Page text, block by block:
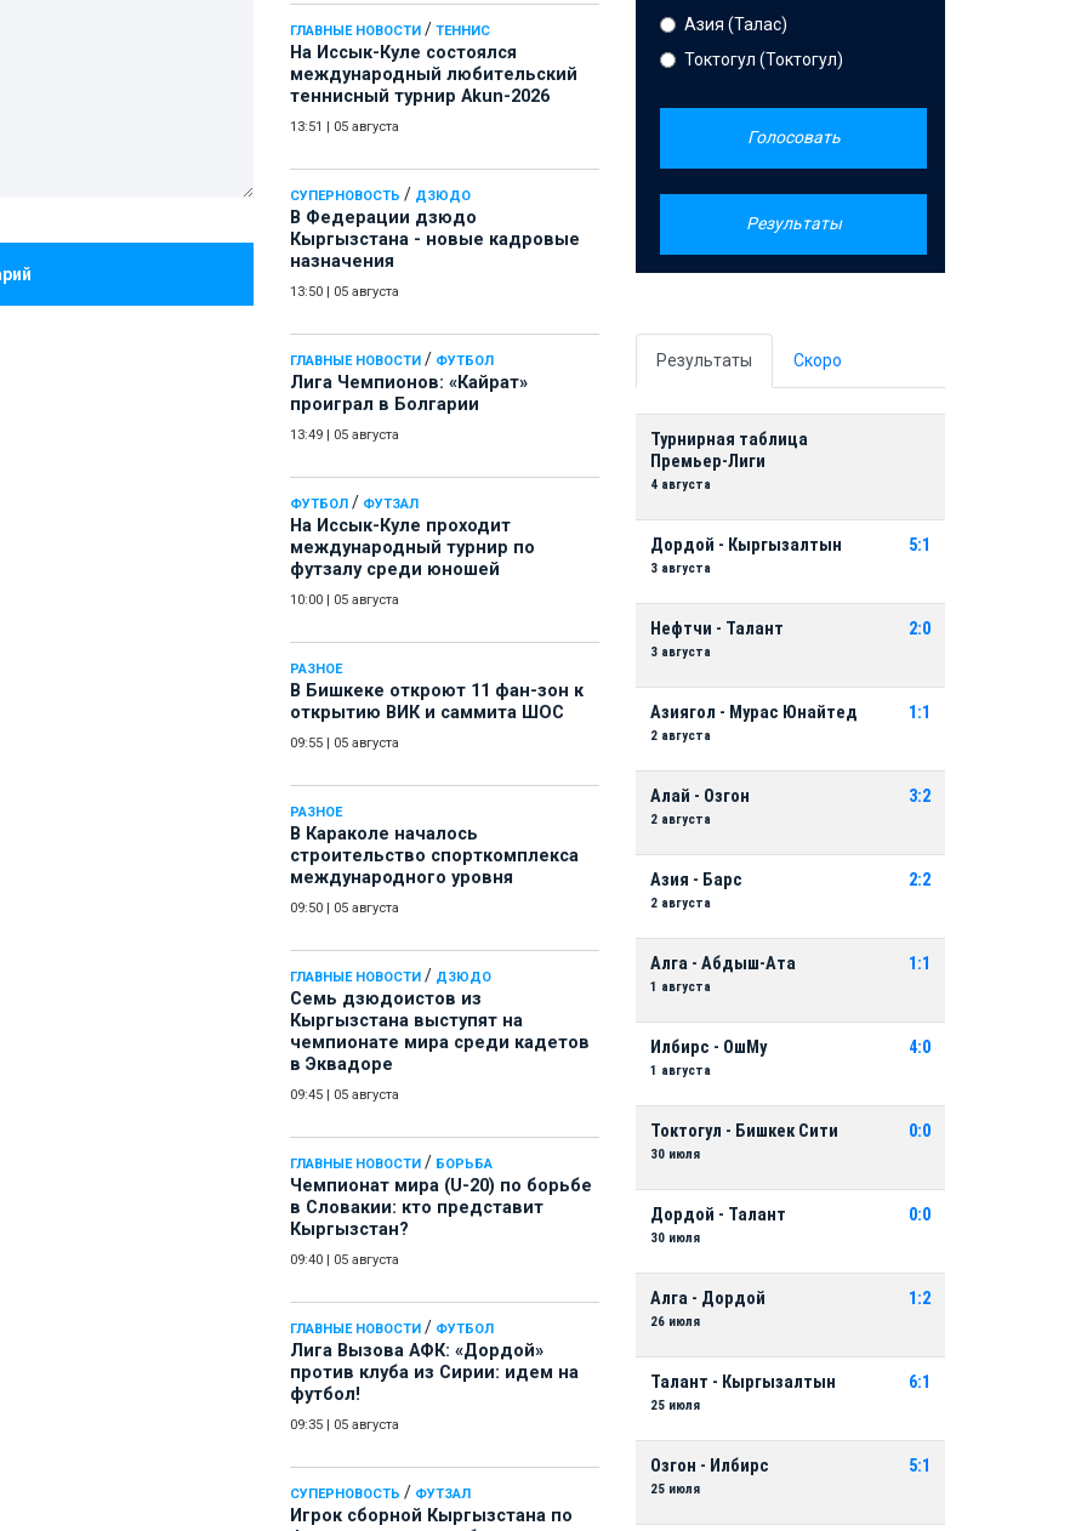
ГЛАВНЫЕ НОВОСТИ / ТЕННИС
На Иссык-Куле состоялся
международный любительский
теннисный турнир Akun-2026
13:51 05 августа
СУПЕРНОВОСТЬ / ДЗЮДО
В Федерации дзюдо
Кыргызстана - новые кадровые
назначения
13:50 05 августа
ГЛАВНЫЕ НОВОСТИ / ФУТБОЛ
Лига Чемпионов: «Кайрат»
проиграл в Болгарии
13:49 05 августа
ФУТБОЛ / ФУТЗАЛ
На Иссык-Куле проходит
международный турнир по
футзалу среди юношей
10:00 05 августа
РАЗНОЕ
В Бишкеке откроют 11 фан-зон к
открытию ВИК и саммита ШОС
09:55 05 августа
РАЗНОЕ
В Караколе началось
строительство спорткомплекса
международного уровня
09:50 05 августа
ГЛАВНЫЕ НОВОСТИ / ДЗЮДО
Семь дзюдоистов из
Кыргызстана выступят на
чемпионате мира среди кадетов
в Эквадоре
09:45 05 августа
ГЛАВНЫЕ НОВОСТИ / БОРЬБА
Чемпионат мира (U-20) по борьбе
в Словакии: кто представит
Кыргызстан?
09:40 05 августа
ГЛАВНЫЕ НОВОСТИ / ФУТБОЛ
Лига Вызова АФК: «Дордой»
против клуба из Сирии: идем на
футбол!
09:35 05 августа
СУПЕРНОВОСТЬ / ФУТЗАЛ
Игрок сборной Кыргызстана по
Азия (Талас)
Токтогул (Токтогул)
Голосовать
Результаты
Результаты Скоро
Турнирная таблица
Премьер-Лиги
4 августа
Дордой - Кыргызалтын
3 августа
5:1
Нефтчи - Талант
3 августа
2:0
Азиягол - Мурас Юнайтед
2 августа
1:1
Алай - Озгон
2 августа
3:2
Азия - Барс
2 августа
2:2
Алга - Абдыш-Ата
1 августа
1:1
Илбирс - ОшМу
1 августа
4:0
Токтогул - Бишкек Сити
30 июля
0:0
Дордой - Талант
30 июля
0:0
Алга - Дордой
26 июля
1:2
Талант - Кыргызалтын
25 июля
6:1
Озгон - Илбирс
25 июля
5:1